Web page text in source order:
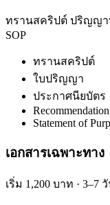
ทรานสคริปต์ ปริญญาบั
SOP
ทรานสคริปต์
ใบปริญญา
ประกาศนียบัตร
Recommendation
Statement of
เอกสารเฉพาะทาง
เริ่ม 1,200 บาท · 3–7